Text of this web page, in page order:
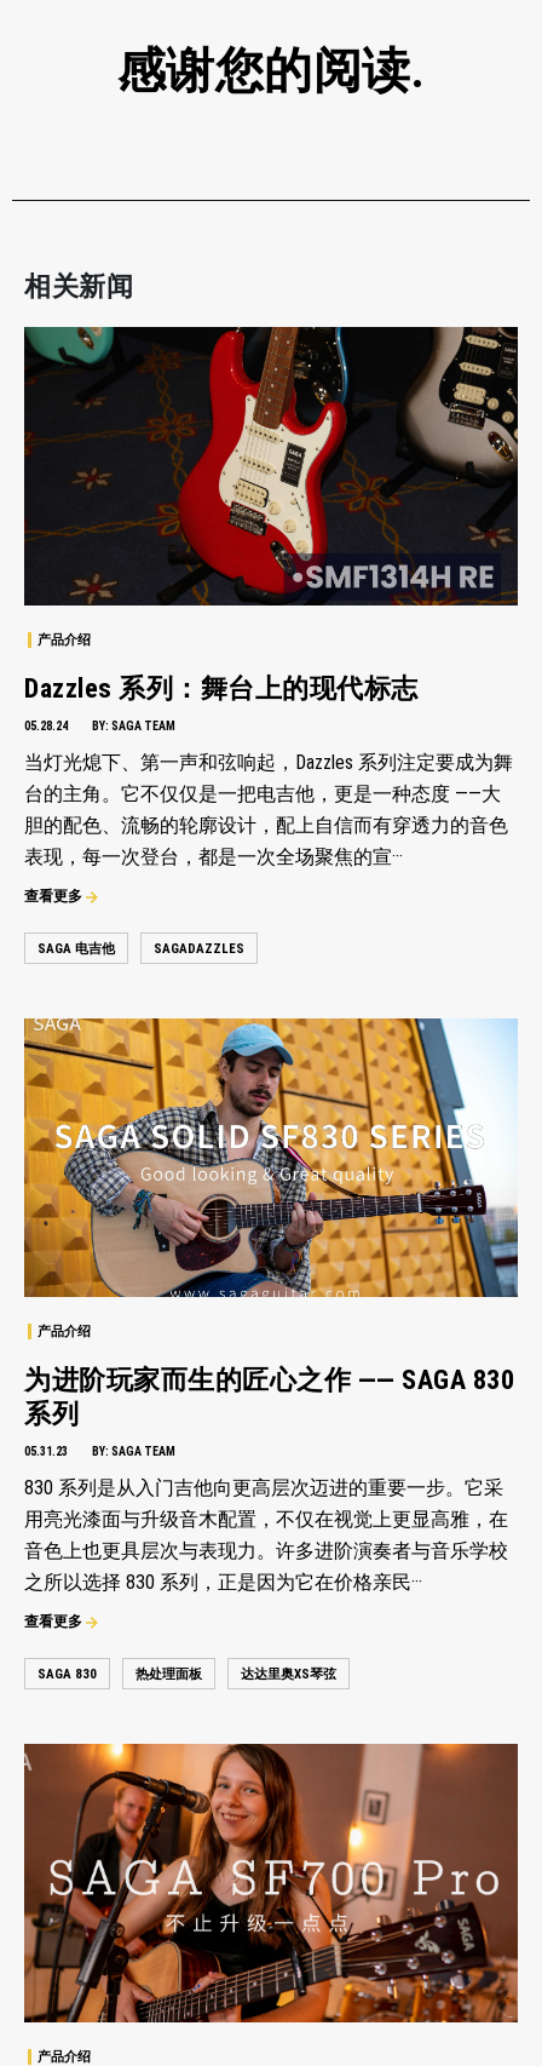
感谢您的阅读.
相关新闻
产品介绍
Dazzles 系列：舞台上的现代标志
05.28.24 BY: SAGA TEAM
当灯光熄下、第一声和弦响起，Dazzles 系列注定要成为舞
台的主角。它不仅仅是一把电吉他，更是一种态度 ——大
胆的配色、流畅的轮廓设计，配上自信而有穿透力的音色
表现，每一次登台，都是一次全场聚焦的宣···
查看更多
SAGA 电吉他 SAGADAZZLES
产品介绍
为进阶玩家而生的匠心之作 —— SAGA 830
系列
05.31.23 BY: SAGA TEAM
830 系列是从入门吉他向更高层次迈进的重要一步。它采
用亮光漆面与升级音木配置，不仅在视觉上更显高雅，在
音色上也更具层次与表现力。许多进阶演奏者与音乐学校
之所以选择 830 系列，正是因为它在价格亲民···
查看更多
SAGA 830 热处理面板 达达里奥XS琴弦
产品介绍